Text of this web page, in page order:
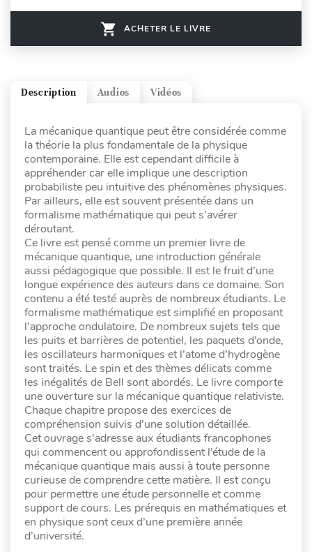
ACHETER LE LIVRE
Vidéos
Audios
Description
La mécanique quantique peut être considérée comme
la théorie la plus fondamentale de la physique
contemporaine. Elle est cependant difficile à
appréhender car elle implique une description
probabiliste peu intuitive des phénomènes physiques.
Par ailleurs, elle est souvent présentée dans un
formalisme mathématique qui peut s’avérer
déroutant.
Ce livre est pensé comme un premier livre de
mécanique quantique, une introduction générale
aussi pédagogique que possible. Il est le fruit d’une
longue expérience des auteurs dans ce domaine. Son
contenu a été testé auprès de nombreux étudiants. Le
formalisme mathématique est simplifié en proposant
l’approche ondulatoire. De nombreux sujets tels que
les puits et barrières de potentiel, les paquets d’onde,
les oscillateurs harmoniques et l’atome d’hydrogène
sont traités. Le spin et des thèmes délicats comme
les inégalités de Bell sont abordés. Le livre comporte
une ouverture sur la mécanique quantique relativiste.
Chaque chapitre propose des exercices de
compréhension suivis d’une solution détaillée.
Cet ouvrage s’adresse aux étudiants francophones
qui commencent ou approfondissent l’étude de la
mécanique quantique mais aussi à toute personne
curieuse de comprendre cette matière. Il est conçu
pour permettre une étude personnelle et comme
support de cours. Les prérequis en mathématiques et
en physique sont ceux d’une première année
d’université.